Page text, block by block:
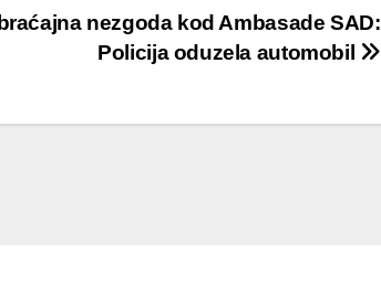
nezgoda kod Ambasade SAD:
Policija oduzela automobil